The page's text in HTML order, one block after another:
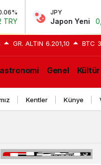
JPY
Japon Yeni 0,00
GR. ALTIN 6.201,10 BTC
Genel
Kentler Künye